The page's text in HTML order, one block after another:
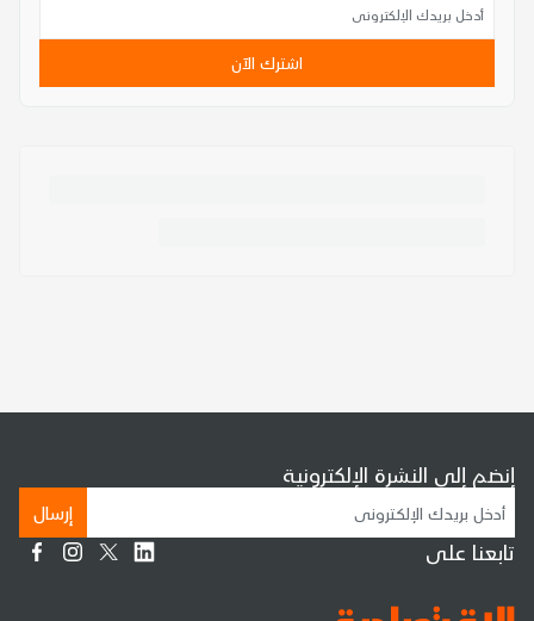
اشترك الآن
إنضم إلى النشرة الإلكترونية
إرسال
تابعنا على